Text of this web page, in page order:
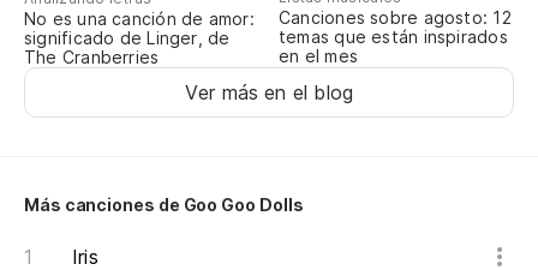
No es una canción de amor:
significado de Linger, de
The Cranberries
Canciones sobre agosto: 12
temas que están inspirados
en el mes
Ver más en el blog
Más canciones de Goo Goo Dolls
Iris